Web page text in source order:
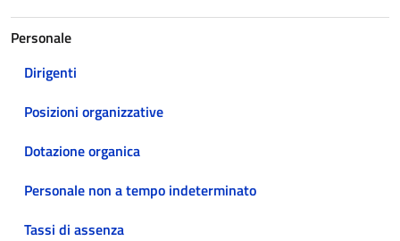
Personale
Dirigenti
Posizioni organizzative
Dotazione organica
Personale non a tempo indeterminato
Tassi di assenza